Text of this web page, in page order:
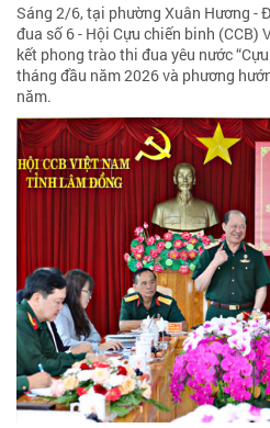
Sáng 2/6, tại phường Xuân Hương -
đua số 6 - Hội Cựu chiến binh (CCB)
kết phong trào thi đua yêu nước
tháng đầu năm 2026 và phương
năm.